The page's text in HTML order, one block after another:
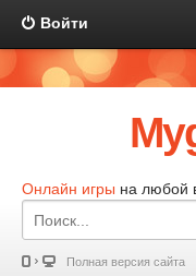
Войти
Онлайн игры на любой
Полная версия сайта